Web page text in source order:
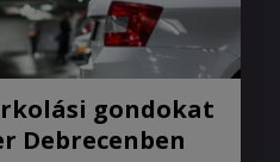
gondokat
Debrecenben